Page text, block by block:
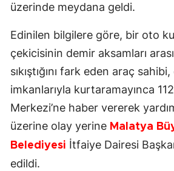
üzerinde meydana geldi.
Edinilen bilgilere göre, bir oto
çekicisinin demir aksamları
sıkıştığını fark eden araç
imkanlarıyla kurtaramayınca
Merkezi’ne haber vererek
üzerine olay yerine Malatya
Belediyesi İtfaiye Dairesi
edildi.